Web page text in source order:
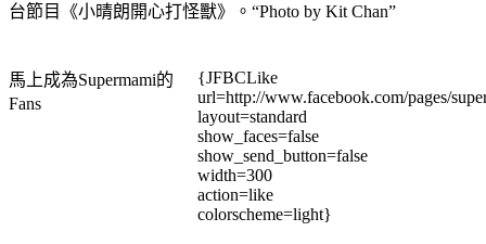
台節目《小晴朗開心打怪獸》。“Photo by Kit Chan”
馬上成為Supermami的
Fans
{JFBCLike
url=http://www.facebook.com/pages/
layout=standard
show_faces=false
show_send_button=false
width=300
action=like
colorscheme=light}